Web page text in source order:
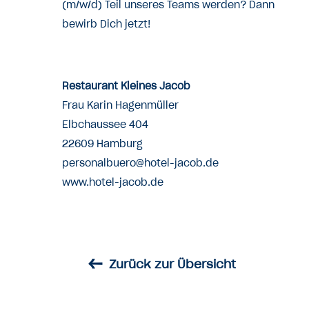
(m/w/d) Teil unseres Teams werden? Dann
bewirb Dich jetzt!
Restaurant Kleines Jacob
Frau Karin Hagenmüller
Elbchaussee 404
22609 Hamburg
personalbuero@hotel-jacob.de
www.hotel-jacob.de
← Zurück zur Übersicht